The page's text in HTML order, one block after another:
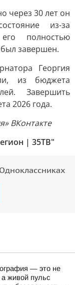
через 30 лет он
из-за
полностью
был завершен.
Георгия
из бюджета
Завершить
2026 года.
ВКонтакте
| 35ТВ"
— это не
а живой пульс